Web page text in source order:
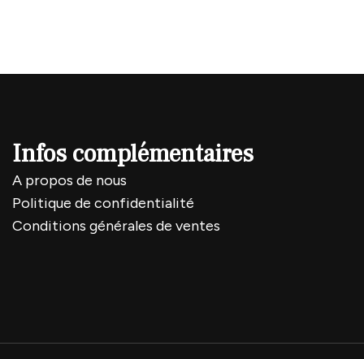
Infos complémentaires
A propos de nous
Politique de confidentialité
Conditions générales de ventes